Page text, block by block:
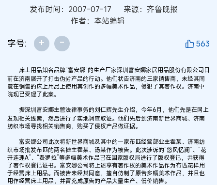
发布时间：2007-07-17
来源：齐鲁晚报
作者：本站编辑
字号: + - 563
床上用品知名品牌“富安娜”的生产厂家深圳富安娜家居用品股份有限公司日
前在济南展开了打击伪劣产品的行动。他们状告济南的三家销售商，未经其同
意在销售的床上用品上使用其创作的多幅美术作品，侵犯了其著作权。济南中
院现已受理了此案。
据深圳富安娜主管法律事务的刘仁辉先生介绍，今年6月，他们先是在网上
发现相关线索，然后进行了实地调查取证。他们先后到济南新世界商城、济南
纺织市场寻找相关销售商，购买了侵权产品做证据。
富安娜公司此次将新世界商城及其中的一家布匹经营部业主霍某、济南纺
织市场批发布匹的两名摊主霍某、汤某作为被告。此次涉诉的“悠风忆澜”、“花
开连理A”、“费罗拉”等多幅美术作品已在国家版权局进行了版权登记，并获得
了著作权登记证书。富安娜公司将上述享有著作权的美术作品作为布匹花样用
于经营床上用品。而被告未经其同意，擅自仿制了原告多幅美术作品，并且也
用作经营床上用品，并冒充成原告的产品大量生产、低价销售。